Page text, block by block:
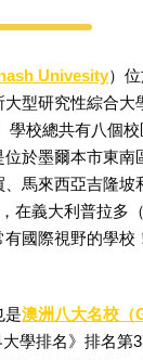
Univesity）
型研究性綜合大
學校總共有八個
於墨爾本市東南
、馬來西亞吉隆坡
在義大利普拉多
國際視野的學校
是澳洲八大名校（
學排名》排名第